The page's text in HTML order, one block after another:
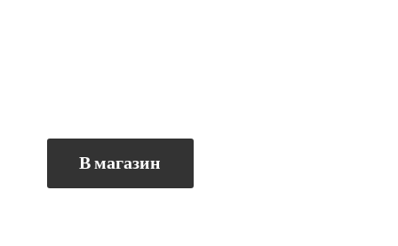
В магазин